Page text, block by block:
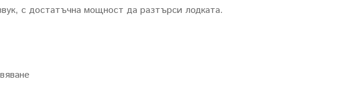
с достатъчна мощност да разтърси лодката.